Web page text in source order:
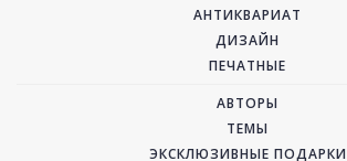
АНТИКВАРИАТ
ДИЗАЙН
ПЕЧАТНЫЕ
АВТОРЫ
ТЕМЫ
ЭКСКЛЮЗИВНЫЕ ПОДАРКИ